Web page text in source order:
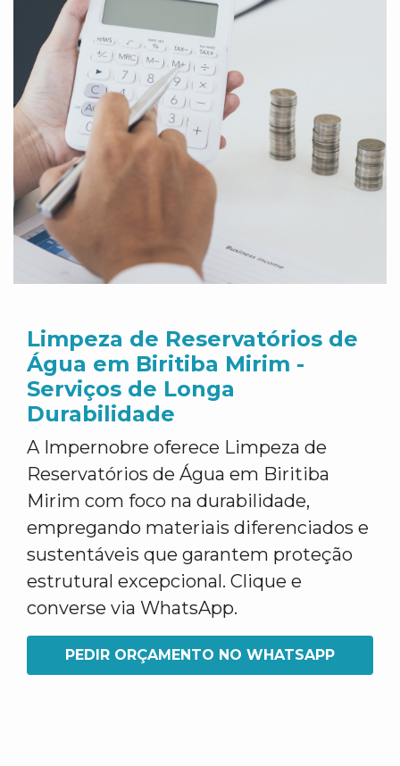
Limpeza de Reservatórios de
Água em Biritiba Mirim -
Serviços de Longa
Durabilidade
A Impernobre oferece Limpeza de
Reservatórios de Água em Biritiba
Mirim com foco na durabilidade,
empregando materiais diferenciados e
sustentáveis que garantem proteção
estrutural excepcional. Clique e
converse via WhatsApp.
PEDIR ORÇAMENTO NO WHATSAPP